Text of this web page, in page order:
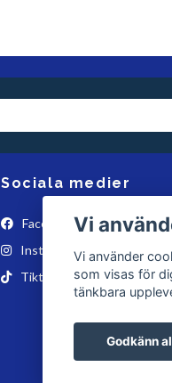
Sociala medier
Facebook
Instagram
Tiktok
Vi
Vi använder
som visas för
tänkbara
Godkänn